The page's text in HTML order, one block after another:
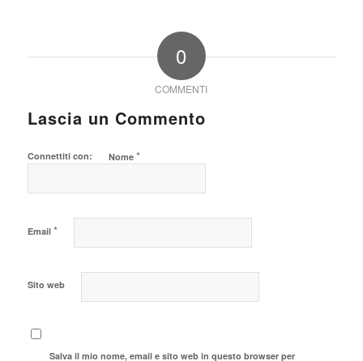
0
COMMENTI
Lascia un Commento
Connettiti con: Nome *
Email *
Sito web
Salva il mio nome, email e sito web in questo browser per